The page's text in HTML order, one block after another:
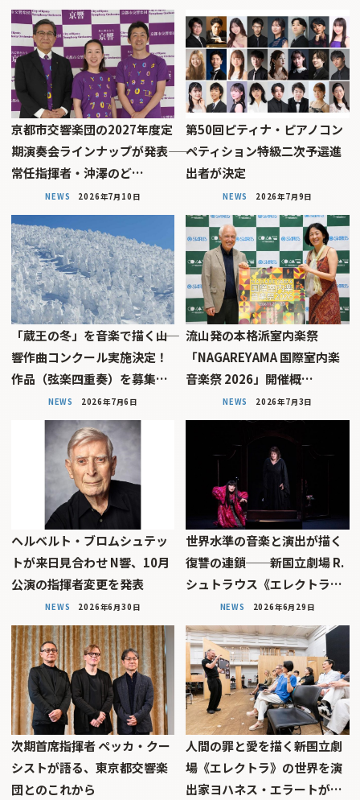
京都市交響楽団の2027年度定
期演奏会ラインナップが発表――
常任指揮者・沖澤のど…
NEWS 2026年7月10日
第50回ピティナ・ピアノコン
ペティション特級二次予選進
出者が決定
NEWS 2026年7月9日
「蔵王の冬」を音楽で描く――山
響作曲コンクール実施決定！
作品（弦楽四重奏）を募集…
NEWS 2026年7月6日
流山発の本格派室内楽祭
「NAGAREYAMA 国際室内楽
音楽祭 2026」開催概…
NEWS 2026年7月3日
ヘルベルト・ブロムシュテッ
トが来日見合わせ N響、10月
公演の指揮者変更を発表
NEWS 2026年6月30日
世界水準の音楽と演出が描く
復讐の連鎖──新国立劇場 R.
シュトラウス《エレクトラ…
NEWS 2026年6月29日
次期首席指揮者 ペッカ・クー
シストが語る、東京都交響楽
団とのこれから
人間の罪と愛を描く――新国立劇
場《エレクトラ》の世界を演
出家ヨハネス・エラートが…